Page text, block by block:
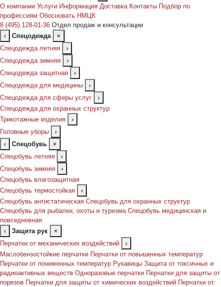
О компании Услуги Информация Доставка Контакты Подбор по
профессиям Обосновать НМЦК
8 (495) 128-01-36 Отдел продаж и консультации
‹
Спецодежда
×
Спецодежда летняя
›
Спецодежда зимняя
›
Спецодежда защитная
›
Спецодежда для медицины
›
Спецодежда для сферы услуг
›
Спецодежда для охранных структур
Трикотажные изделия
›
Головные уборы
›
‹
Спецобувь
×
Спецобувь летняя
›
Спецобувь зимняя
›
Спецобувь влагозащитная
Спецобувь термостойкая
›
Спецобувь антистатическая Спецобувь для охранных структур
Спецобувь для рыбалки, охоты и туризма Спецобувь медицинская и
повседневная
‹
Защита рук
×
Перчатки от механических воздействий
›
Маслобензостойкие перчатки Перчатки от повышенных температур
Перчатки от пониженных температур Рукавицы Защита от токсичных и
радиоактивных веществ Одноразовые перчатки Перчатки для защиты от
порезов Перчатки для защиты от химических воздействий Перчатки от